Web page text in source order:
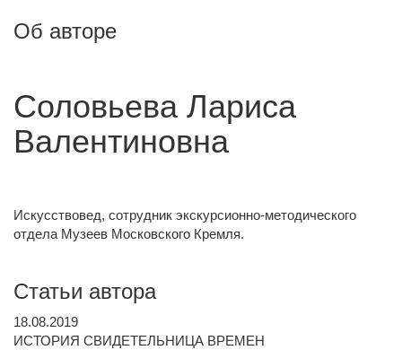
Об авторе
Соловьева Лариса
Валентиновна
Искусствовед, сотрудник экскурсионно-методического
отдела Музеев Московского Кремля.
Статьи автора
18.08.2019
ИСТОРИЯ СВИДЕТЕЛЬНИЦА ВРЕМЕН